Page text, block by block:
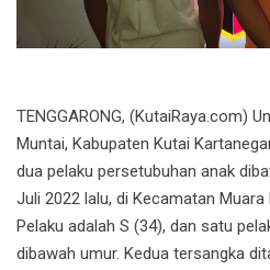
TENGGARONG, (KutaiRaya.com)
Muntai, Kabupaten Kutai
dua pelaku persetubuhan anak
Juli 2022 lalu, di Kecamatan Muara
Pelaku adalah S (34), dan satu
dibawah umur. Kedua tersangka